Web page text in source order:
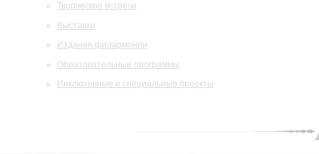
Творческие встречи
Выставки
Издания филармонии
Образовательные программы
Инклюзивные и специальные проекты